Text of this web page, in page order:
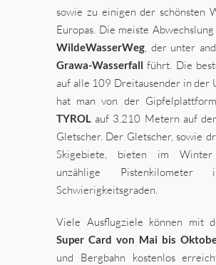
sowie zu einigen der schönsten
Europas. Die meiste
WildeWasserWeg, der unter
Grawa-Wasserfall führt. Die
auf alle 109 Dreitausender in der
hat man von der Gipfelplattform
TYROL auf 3.210 Metern auf
Gletscher. Der Gletscher, sowie
Skigebiete, bieten im Winter
unzählige
Schwierigkeitsgraden.
Viele Ausflugziele können mit
Super Card von Mai bis
und Bergbahn kostenlos